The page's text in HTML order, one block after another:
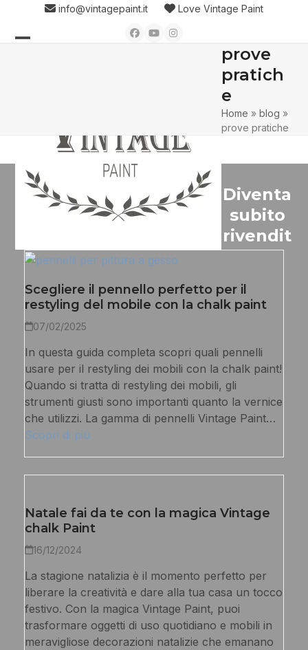
content
info@vintagepaint.it Love Vintage Paint
Facebook
YouTubeInstagram
prove
pratich
e
Home »blog »
prove pratiche
Scegliere il pennello perfetto per il
restyling del mobile con la chalk paint
07/02/2025
In questa guida completa scopri quali pennelli
usare per il restyling dei mobili con la chalk paint!
Quando si tratta di restyling dei mobili, gli
strumenti giusti sono importanti quanto la vernice
che utilizzi. La gamma di pennelli Vintage Paint…
Scopri di più
Natale fai da te con la magica Vintage
chalk Paint
16/12/2024
La stagione natalizia è il momento perfetto per
liberare la creatività e dare alla tua casa un tocco
festivo. Con la magica Vintage Paint, puoi
trasformare oggetti di uso quotidiano e mobili in
meravigliose decorazioni natalizie che emanano
Diventa
subito
rivendit